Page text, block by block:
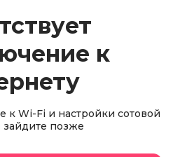
к
к Wi-Fi и настройки сотовой
зайдите позже